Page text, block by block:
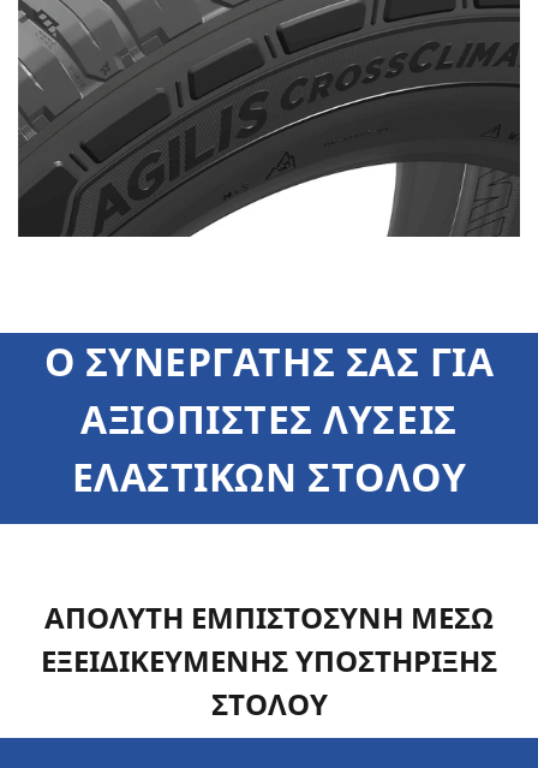
Ο ΣΥΝΕΡΓΑΤΗΣ ΣΑΣ ΓΙΑ
ΑΞΙΟΠΙΣΤΕΣ ΛΥΣΕΙΣ
ΕΛΑΣΤΙΚΩΝ ΣΤΟΛΟΥ
ΑΠΟΛΥΤΗ ΕΜΠΙΣΤΟΣΥΝΗ ΜΕΣΩ
ΕΞΕΙΔΙΚΕΥΜΕΝΗΣ ΥΠΟΣΤΗΡΙΞΗΣ
ΣΤΟΛΟΥ